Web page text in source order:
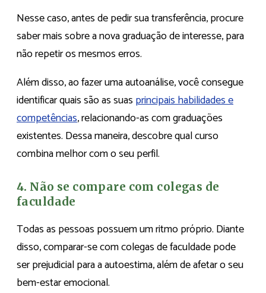
Nesse caso, antes de pedir sua transferência, procure
saber mais sobre a nova graduação de interesse, para
não repetir os mesmos erros.
Além disso, ao fazer uma autoanálise, você consegue
identificar quais são as suas principais habilidades e
competências, relacionando-as com graduações
existentes. Dessa maneira, descobre qual curso
combina melhor com o seu perfil.
4. Não se compare com colegas de
faculdade
Todas as pessoas possuem um ritmo próprio. Diante
disso, comparar-se com colegas de faculdade pode
ser prejudicial para a autoestima, além de afetar o seu
bem-estar emocional.